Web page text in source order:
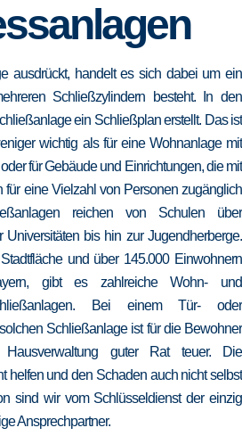
ausdrückt, handelt es sich dabei um ein
Schließzylindern besteht. In den
ein Schließplan erstellt. Das ist
wichtig als für eine Wohnanlage mit
für Gebäude und Einrichtungen, die mit
für eine Vielzahl von Personen zugänglich
reichen von Schulen über
Universitäten bis hin zur Jugendherberge.
und über 145.000 Einwohnern
gibt es zahlreiche Wohn- und
Bei einem Tür- oder
Schließanlage ist für die Bewohner
guter Rat teuer. Die
helfen und den Schaden auch nicht selbst
sind wir vom Schlüsseldienst der einzig
Ansprechpartner.